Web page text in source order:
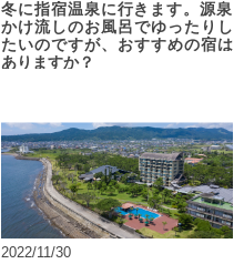
冬に指宿温泉に行きます。源泉
かけ流しのお風呂でゆったりし
たいのですが、おすすめの宿は
ありますか？
2022/11/30